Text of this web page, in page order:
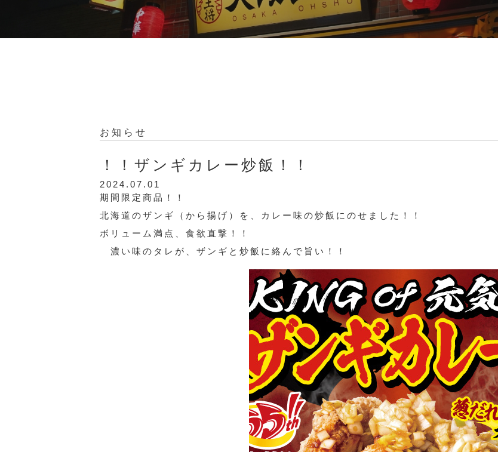
お知らせ
！！ザンギカレー炒飯！！
2024.07.01
期間限定商品！！
北海道のザンギ（から揚げ）を、カレー味の炒飯にのせました！！
ボリューム満点、食欲直撃！！
濃い味のタレが、ザンギと炒飯に絡んで旨い！！